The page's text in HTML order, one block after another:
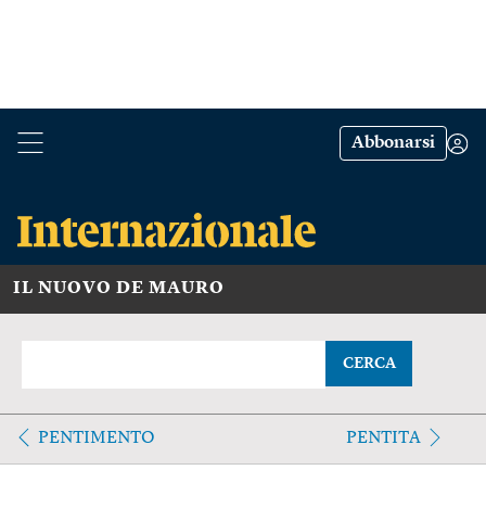
Abbonarsi
IL NUOVO DE MAURO
CERCA
PENTIMENTO PENTITA